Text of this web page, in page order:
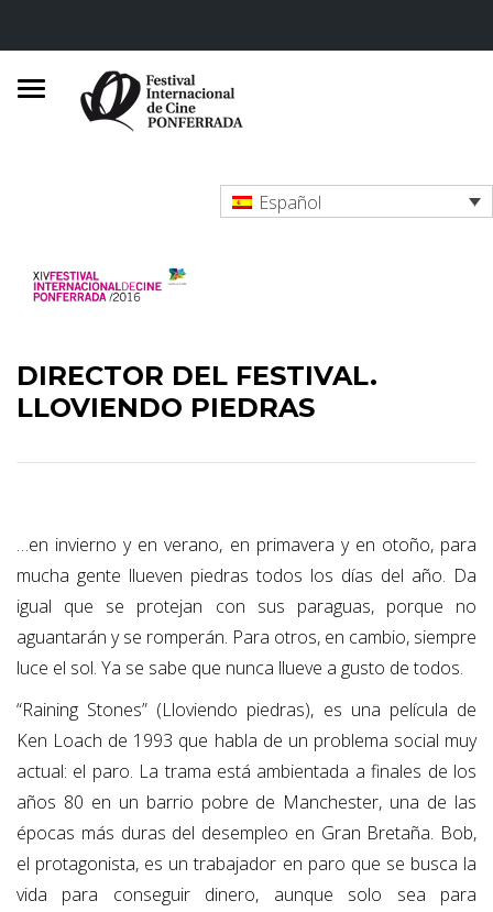
Español
DIRECTOR DEL FESTIVAL.
LLOVIENDO PIEDRAS
…en invierno y en verano, en primavera y en otoño, para
mucha gente llueven piedras todos los días del año. Da
igual que se protejan con sus paraguas, porque no
aguantarán y se romperán. Para otros, en cambio, siempre
luce el sol. Ya se sabe que nunca llueve a gusto de todos.
“Raining Stones” (Lloviendo piedras), es una película de
Ken Loach de 1993 que habla de un problema social muy
actual: el paro. La trama está ambientada a finales de los
años 80 en un barrio pobre de Manchester, una de las
épocas más duras del desempleo en Gran Bretaña. Bob,
el protagonista, es un trabajador en paro que se busca la
vida para conseguir dinero, aunque solo sea para